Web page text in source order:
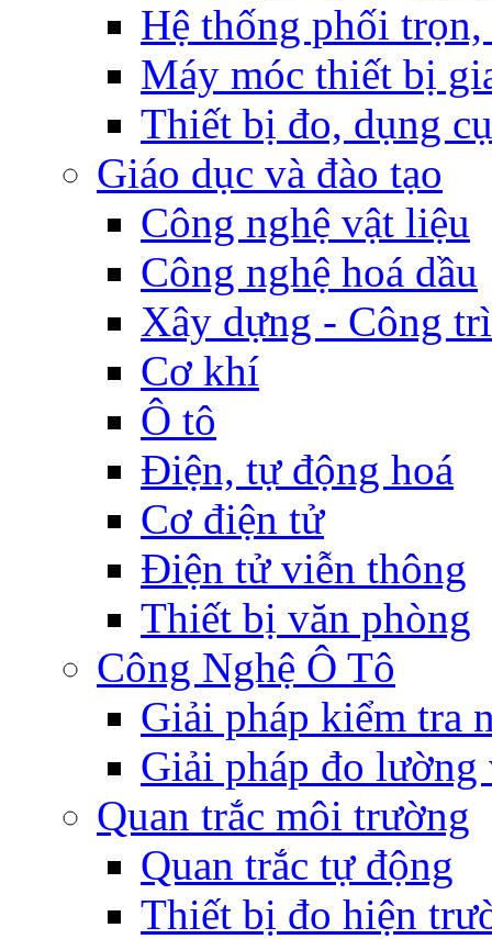
Hệ thống phối
Máy móc thiết bị
Thiết bị đo, dụng
Giáo dục và đào tạo
Công nghệ vật liệu
Công nghệ hoá dầu
Xây dựng - Công
Cơ khí
Ô tô
Điện, tự động hoá
Cơ điện tử
Điện tử viễn thông
Thiết bị văn phòng
Công Nghệ Ô Tô
Giải pháp kiểm tra
Giải pháp đo
Quan trắc môi trường
Quan trắc tự động
Thiết bị đo hiện